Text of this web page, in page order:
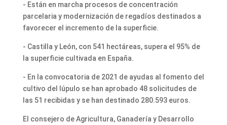
- Están en marcha procesos de concentración
parcelaria y modernización de regadíos destinados a
favorecer el incremento de la superficie.
- Castilla y León, con 541 hectáreas, supera el 95% de
la superficie cultivada en España.
- En la convocatoria de 2021 de ayudas al fomento del
cultivo del lúpulo se han aprobado 48 solicitudes de
las 51 recibidas y se han destinado 280.593 euros.
El consejero de Agricultura, Ganadería y Desarrollo